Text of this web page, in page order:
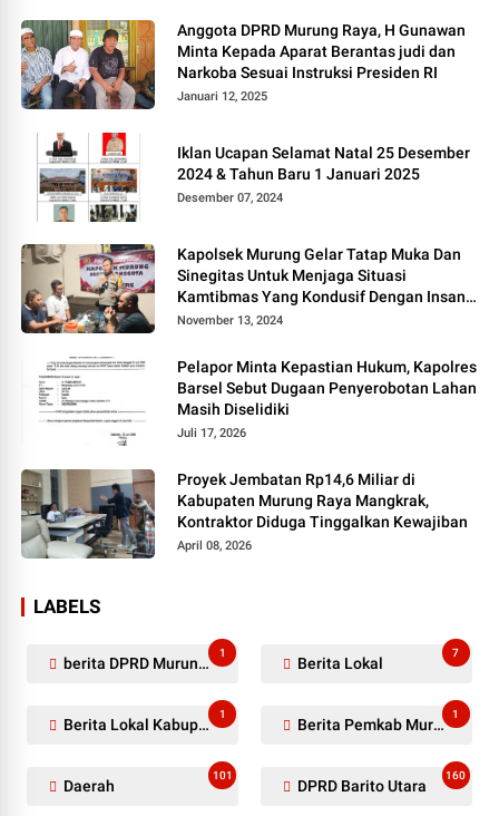
Anggota DPRD Murung Raya, H Gunawan
Minta Kepada Aparat Berantas judi dan
Narkoba Sesuai Instruksi Presiden RI
Januari 12, 2025
Iklan Ucapan Selamat Natal 25 Desember
2024 & Tahun Baru 1 Januari 2025
Desember 07, 2024
Kapolsek Murung Gelar Tatap Muka Dan
Sinegitas Untuk Menjaga Situasi
Kamtibmas Yang Kondusif Dengan Insan
Pers
November 13, 2024
Pelapor Minta Kepastian Hukum, Kapolres
Barsel Sebut Dugaan Penyerobotan Lahan
Masih Diselidiki
Juli 17, 2026
Proyek Jembatan Rp14,6 Miliar di
Kabupaten Murung Raya Mangkrak,
Kontraktor Diduga Tinggalkan Kewajiban
April 08, 2026
LABELS
berita DPRD Murung Raya
1
Berita Lokal
7
Berita Lokal Kabupaten Barito Utara
1
Berita Pemkab Murung Raya
1
Daerah
101
DPRD Barito Utara
160